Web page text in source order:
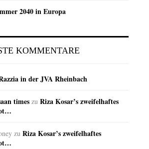
2040 in Europa
KOMMENTARE
in der JVA Rheinbach
times zu Riza Kosar’s zweifelhaftes
zu Riza Kosar’s zweifelhaftes